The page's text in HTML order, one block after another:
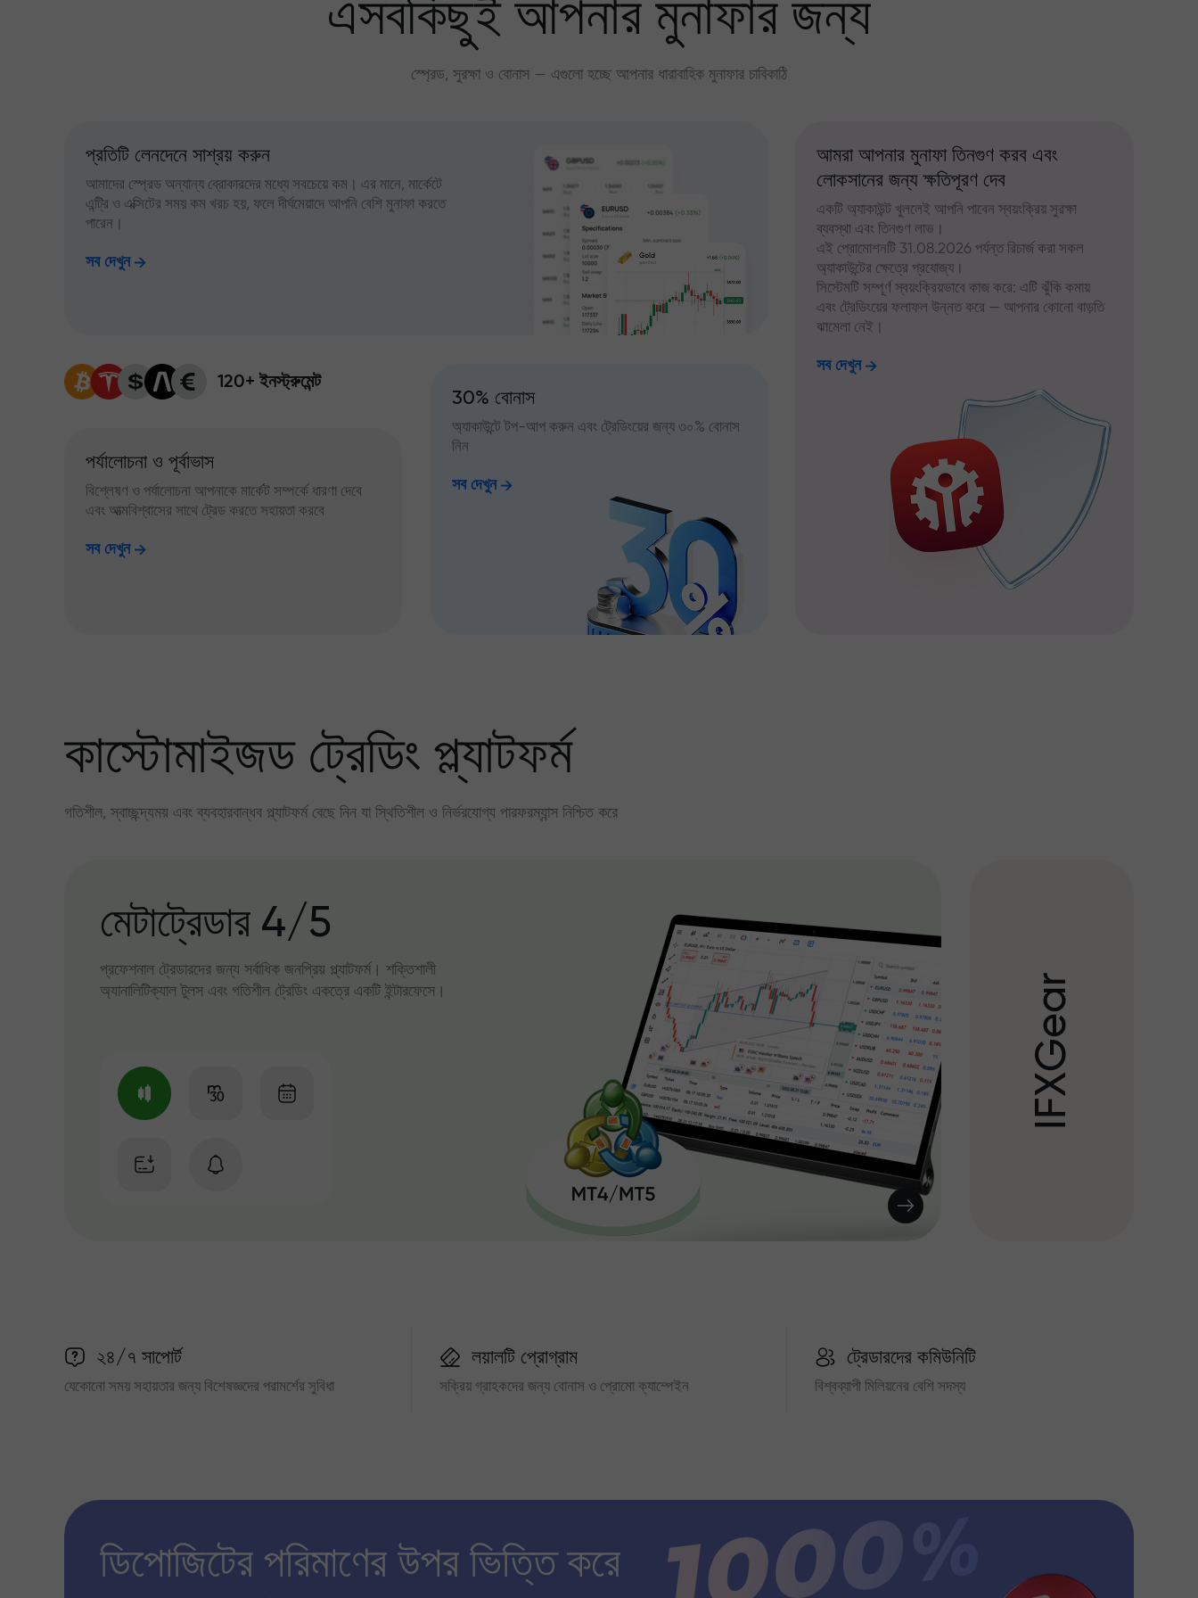
এসবকিছুই আপনার মুনাফার জন্য
স্প্রেড, সুরক্ষা ও বোনাস — এগুলো হচ্ছে আপনার ধারাবাহিক মুনাফার চাবিকাঠি
প্রতিটি লেনদেনে সাশ্রয় করুন
আমাদের স্প্রেড অন্যান্য ব্রোকারদের মধ্যে সবচেয়ে কম। এর মানে, মার্কেটে
এন্ট্রি ও এক্সিটের সময় কম খরচ হয়, ফলে দীর্ঘমেয়াদে আপনি বেশি মুনাফা করতে
পারেন।
সব দেখুন
120+ ইনস্ট্রুমেন্ট
পর্যালোচনা ও পূর্বাভাস
বিশ্লেষণ ও পর্যালোচনা আপনাকে মার্কেট সম্পর্কে ধারণা দেবে
এবং আত্মবিশ্বাসের সাথে ট্রেড করতে সহায়তা করবে
সব দেখুন
30% বোনাস
অ্যাকাউন্টে টপ-আপ করুন এবং ট্রেডিংয়ের জন্য ৩০% বোনাস
নিন
সব দেখুন
আমরা আপনার মুনাফা তিনগুণ করব এবং
লোকসানের জন্য ক্ষতিপূরণ দেব
একটি অ্যাকাউন্ট খুললেই আপনি পাবেন স্বয়ংক্রিয় সুরক্ষা
ব্যবস্থা এবং তিনগুণ লাভ।
এই প্রোমোশনটি 31.08.2026 পর্যন্ত রিচার্জ করা সকল
অ্যাকাউন্টের ক্ষেত্রে প্রযোজ্য।
সিস্টেমটি সম্পূর্ণ স্বয়ংক্রিয়ভাবে কাজ করে: এটি ঝুঁকি কমায়
এবং ট্রেডিংয়ের ফলাফল উন্নত করে — আপনার কোনো বাড়তি
ঝামেলা নেই।
সব দেখুন
কাস্টোমাইজড ট্রেডিং প্ল্যাটফর্ম
গতিশীল, স্বাচ্ছন্দ্যময় এবং ব্যবহারবান্ধব প্ল্যাটফর্ম বেছে নিন যা স্থিতিশীল ও নির্ভরযোগ্য পারফরম্যান্স নিশ্চিত করে
মেটাট্রেডার 4/5
প্রফেশনাল ট্রেডারদের জন্য সর্বাধিক জনপ্রিয় প্ল্যাটফর্ম। শক্তিশালী
অ্যানালিটিক্যাল টুলস এবং গতিশীল ট্রেডিং একত্রে একটি ইন্টারফেসে।
I
F
X
G
e
a
r
২৪/৭ সাপোর্ট
যেকোনো সময় সহায়তার জন্য বিশেষজ্ঞদের পরামর্শের সুবিধা
লয়ালটি প্রোগ্রাম
সক্রিয় গ্রাহকদের জন্য বোনাস ও প্রোমো ক্যাম্পেইন
ট্রেডারদের কমিউনিটি
বিশ্বব্যাপী মিলিয়নের বেশি সদস্য
ডিপোজিটের পরিমাণের উপর ভিত্তি করে